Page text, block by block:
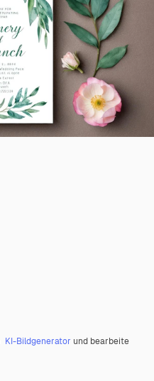
KI-Bildgenerator und bearbeite